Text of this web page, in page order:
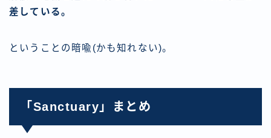
差している。
ということの暗喩(かも知れない)。
「Sanctuary」まとめ